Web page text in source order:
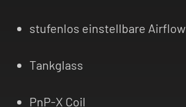
stufenlos einstellbare Airflow
Tankglass
PnP-X Coil